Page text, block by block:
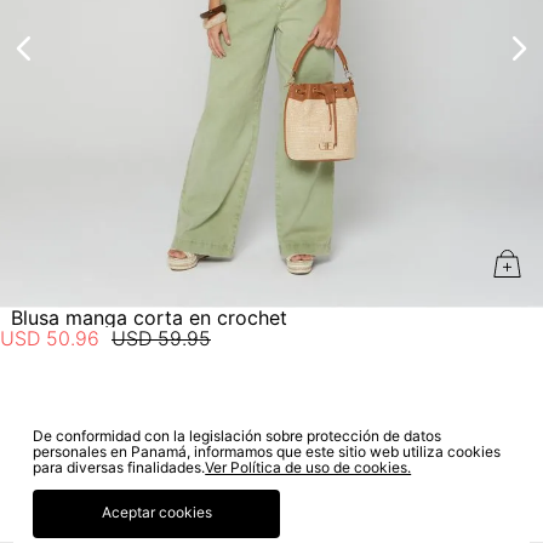
No lavado en seco
estado de tu compra puedes ingresar al menú de “Mi cuenta -
Mis Pedidos” en nuestra página webwww.studiofpanama.pa
Blusa manga corta en crochet
USD 59.95
USD 50.96
SUSCRÍBETE A NUESTRO NEWSLETTER
De conformidad con la legislación sobre protección de datos
personales en Panamá, informamos que este sitio web utiliza cookies
para diversas finalidades.Ver Política de uso de cookies.
Aceptar cookies